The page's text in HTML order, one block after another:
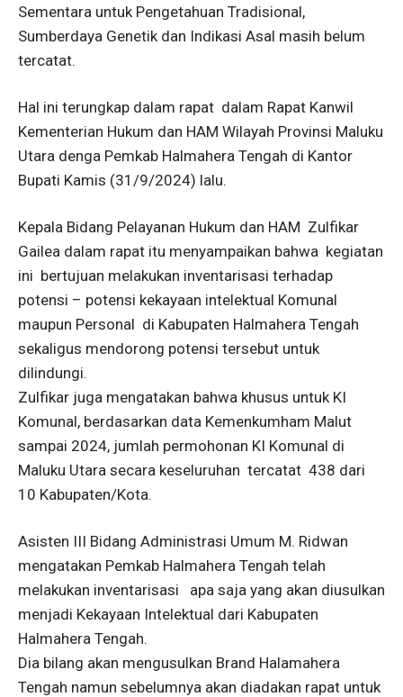
Sementara untuk Pengetahuan Tradisional,
Sumberdaya Genetik dan Indikasi Asal masih belum
tercatat.
Hal ini terungkap dalam rapat dalam Rapat Kanwil
Kementerian Hukum dan HAM Wilayah Provinsi Maluku
Utara denga Pemkab Halmahera Tengah di Kantor
Bupati Kamis (31/9/2024) lalu.
Kepala Bidang Pelayanan Hukum dan HAM Zulfikar
Gailea dalam rapat itu menyampaikan bahwa kegiatan
ini bertujuan melakukan inventarisasi terhadap
potensi – potensi kekayaan intelektual Komunal
maupun Personal di Kabupaten Halmahera Tengah
sekaligus mendorong potensi tersebut untuk
dilindungi.
Zulfikar juga mengatakan bahwa khusus untuk KI
Komunal, berdasarkan data Kemenkumham Malut
sampai 2024, jumlah permohonan KI Komunal di
Maluku Utara secara keseluruhan tercatat 438 dari
10 Kabupaten/Kota.
Asisten III Bidang Administrasi Umum M. Ridwan
mengatakan Pemkab Halmahera Tengah telah
melakukan inventarisasi apa saja yang akan diusulkan
menjadi Kekayaan Intelektual dari Kabupaten
Halmahera Tengah.
Dia bilang akan mengusulkan Brand Halamahera
Tengah namun sebelumnya akan diadakan rapat untuk